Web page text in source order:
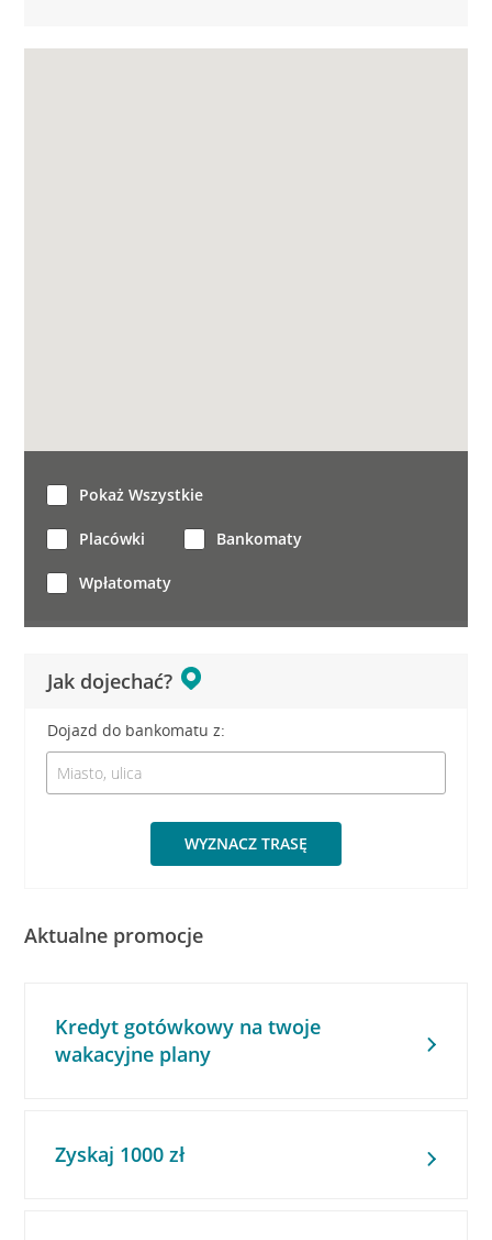
Jak dojechać?
Dojazd do bankomatu z:
WYZNACZ TRASĘ
Pokaż Wszystkie
Placówki Bankomaty
Wpłatomaty
Aktualne promocje
Kredyt gotówkowy na twoje
wakacyjne plany
Zyskaj 1000 zł